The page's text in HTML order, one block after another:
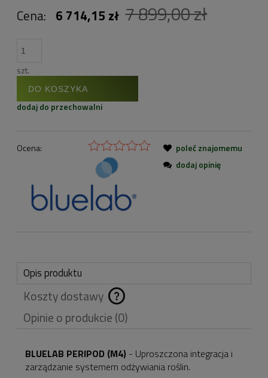
Cena: 6 714,15 zł 7 899,00 zł
szt.
DO KOSZYKA
dodaj do przechowalni
Ocena:
poleć znajomemu
dodaj opinię
Opis produktu
Koszty dostawy
Cena nie zawiera
ewentualnych kosztów
płatności
Opinie o produkcie (0)
BLUELAB PERIPOD (M4) - Uproszczona integracja i
zarządzanie systemem odżywiania roślin.